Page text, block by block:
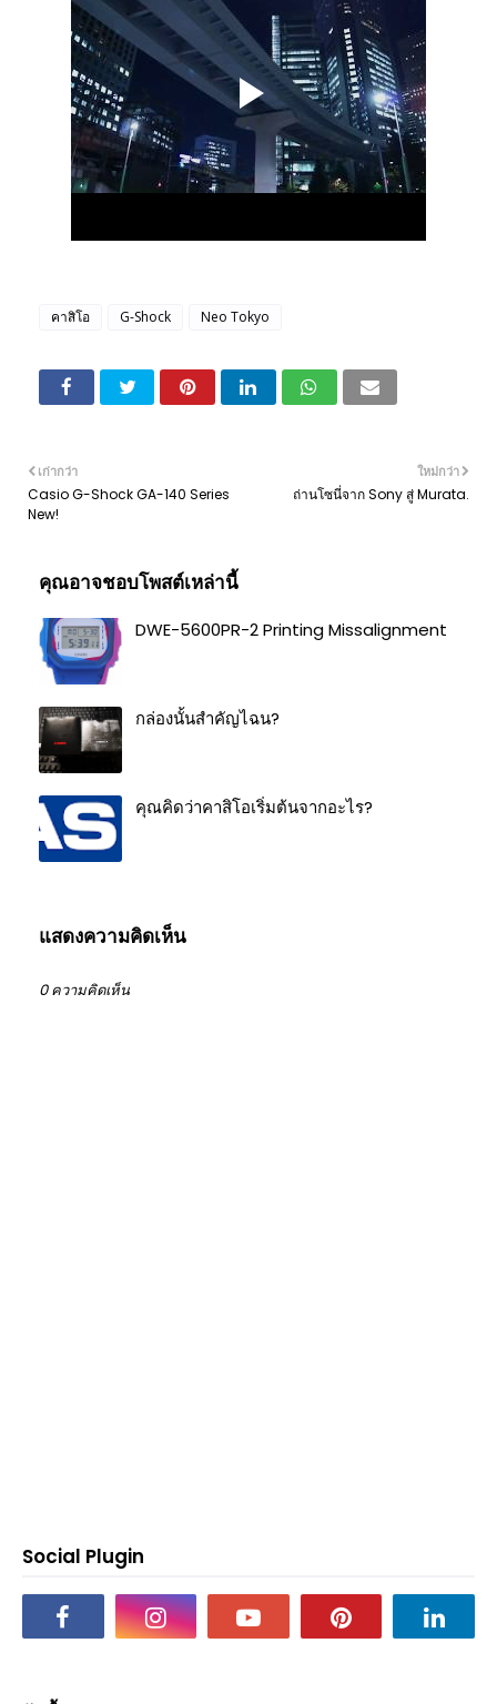
คาสิโอ G-Shock Neo Tokyo
ใหม่กว่า
ถ่านโซนี่จาก Sony สู่ Murata.
เก่ากว่า
Casio G-Shock GA-140 Series
New!
คุณอาจชอบโพสต์เหล่านี้
DWE-5600PR-2 Printing Missalignment
กล่องนั้นสำคัญไฉน?
คุณคิดว่าคาสิโอเริ่มต้นจากอะไร?
แสดงความคิดเห็น
0 ความคิดเห็น
Social Plugin